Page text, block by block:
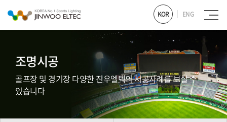
KOR ENG
조명시공
골프장 및 경기장 다양한 진우엘텍의 시공사례를 보실 수
있습니다